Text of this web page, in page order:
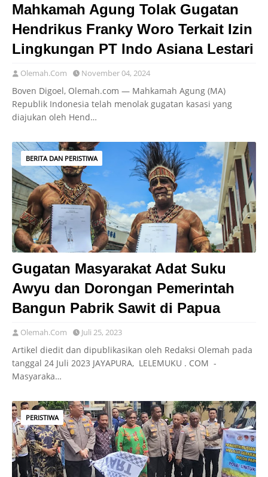
Mahkamah Agung Tolak Gugatan
Hendrikus Franky Woro Terkait Izin
Lingkungan PT Indo Asiana Lestari
Olemah.Com November 04, 2024
Boven Digoel, Olemah.com — Mahkamah Agung (MA)
Republik Indonesia telah menolak gugatan kasasi yang
diajukan oleh Hend…
BERITA DAN PERISTIWA
Gugatan Masyarakat Adat Suku
Awyu dan Dorongan Pemerintah
Bangun Pabrik Sawit di Papua
Olemah.Com Juli 25, 2023
Artikel diedit dan dipublikasikan oleh Redaksi Olemah pada
tanggal 24 Juli 2023 JAYAPURA, LELEMUKU . COM -
Masyaraka…
PERISTIWA